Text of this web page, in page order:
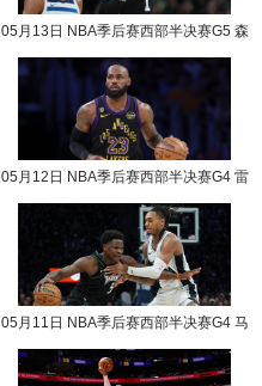
05月13日 NBA季后赛西部半决赛G5 森
05月12日 NBA季后赛西部半决赛G4 雷
05月11日 NBA季后赛西部半决赛G4 马